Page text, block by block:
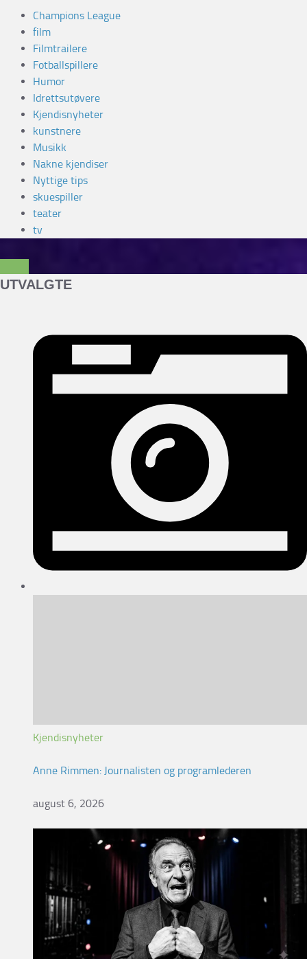
Champions League
film
Filmtrailere
Fotballspillere
Humor
Idrettsutøvere
Kjendisnyheter
kunstnere
Musikk
Nakne kjendiser
Nyttige tips
skuespiller
teater
tv
UTVALGTE
Kjendisnyheter
Anne Rimmen: Journalisten og programlederen
august 6, 2026